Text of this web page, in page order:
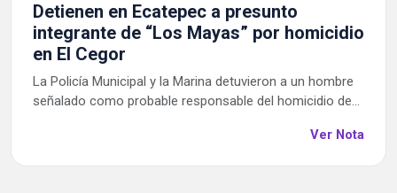
Detienen en Ecatepec a presunto
integrante de “Los Mayas” por homicidio
en El Cegor
La Policía Municipal y la Marina detuvieron a un hombre
señalado como probable responsable del homicidio de...
Ver Nota